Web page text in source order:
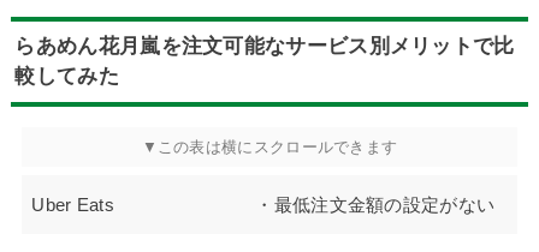
らあめん花月嵐を注文可能なサービス別メリットで比
較してみた
Uber Eats ・最低注文金額の設定がない